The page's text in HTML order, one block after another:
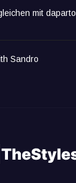
mit daparto
Sandro